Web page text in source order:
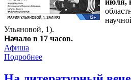
июля,
Ульяновой, 1).
Начало в 17 часов.
Афиша
Подробнее